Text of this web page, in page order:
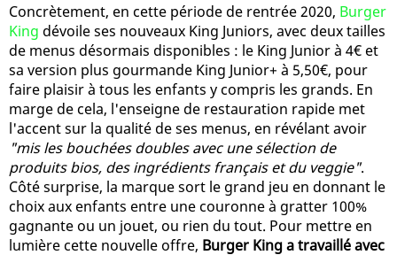
Concrètement, en cette période de rentrée 2020, Burger
King dévoile ses nouveaux King Juniors, avec deux tailles
de menus désormais disponibles : le King Junior à 4€ et
sa version plus gourmande King Junior+ à 5,50€, pour
faire plaisir à tous les enfants y compris les grands. En
marge de cela, l'enseigne de restauration rapide met
l'accent sur la qualité de ses menus, en révélant avoir
"mis les bouchées doubles avec une sélection de
produits bios, des ingrédients français et du veggie".
Côté surprise, la marque sort le grand jeu en donnant le
choix aux enfants entre une couronne à gratter 100%
gagnante ou un jouet, ou rien du tout. Pour mettre en
lumière cette nouvelle offre, Burger King a travaillé avec